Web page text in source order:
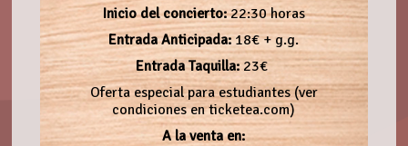
Inicio del concierto:22:30 horas
Entrada Anticipada:18€ + g.g.
Entrada Taquilla: 23€
Oferta especial para estudiantes (ver
condiciones en ticketea.com)
A la venta en: